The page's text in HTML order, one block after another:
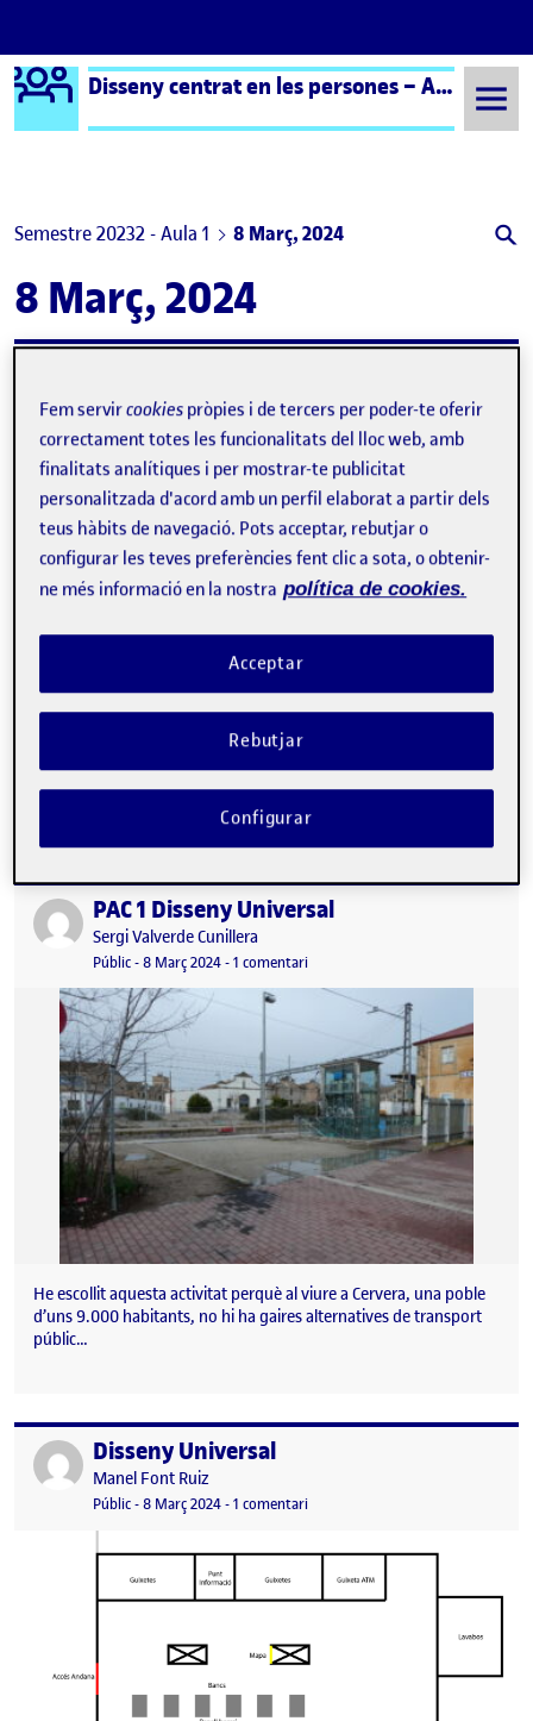
Saltar al contingut
Logo Ágora Disseny centrat en les persones – Aula 1
Semestre 20232 - Aula 1 8 Març, 2024
8 Març, 2024
Visibilitat:
Públic-Data de publicació
8 Març 2024-1 comentaria PAC1. DISSENY UNIVERSAL
La PAC1 de l’assignatura «Disseny Centrat en les persones» en
enfocar-se en el transport públic he decidit escollir l’estació de
busos de…
Publicat perPAC 1 Disseny Universal
Publicat per
Sergi Valverde Cunillera
Visibilitat:
Públic-Data de publicació
8 Març 20248 març, 2024 10:17 pm
-1 comentaria PAC 1 Disseny Universal
He escollit aquesta activitat perquè al viure a Cervera, una poble
d’uns 9.000 habitants, no hi ha gaires alternatives de transport
públic…
Publicat perDisseny Universal
Publicat per
Manel Font Ruiz
Visibilitat:
Públic-Data de publicació
8 Març 2024-1 comentaria Disseny Universal
Fem servircookies pròpies i de tercers per poder-te oferir
correctament totes les funcionalitats del lloc web, amb
finalitats analítiques i per mostrar-te publicitat
personalitzada d'acord amb un perfil elaborat a partir dels
teus hàbits de navegació. Pots acceptar, rebutjar o
configurar les teves preferències fent clic a sota, o obtenir-
ne més informació en la nostra política de cookies.
Rebutjar
Acceptar
Configurar